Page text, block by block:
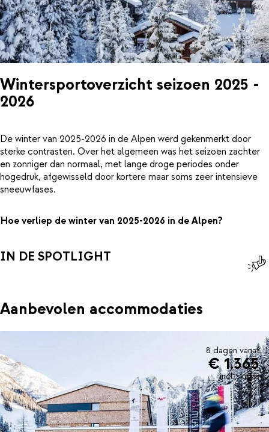
Wintersportoverzicht seizoen 2025 -
2026
De winter van 2025-2026 in de Alpen werd gekenmerkt door
sterke contrasten. Over het algemeen was het seizoen zachter
en zonniger dan normaal, met lange droge periodes onder
hogedruk, afgewisseld door kortere maar soms zeer intensieve
sneeuwfases.
Hoe verliep de winter van 2025-2026 in de Alpen?
IN DE SPOTLIGHT
Aanbevolen accommodaties
8 dagen vanaf
€ 1.365
incl. skipas